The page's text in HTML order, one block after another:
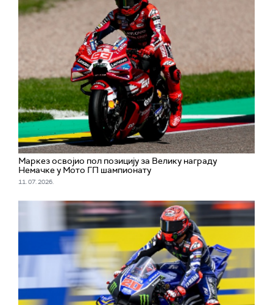
Маркез освојио пол позицију за Велику награду
Немачке у Мото ГП шампионату
11. 07. 2026.